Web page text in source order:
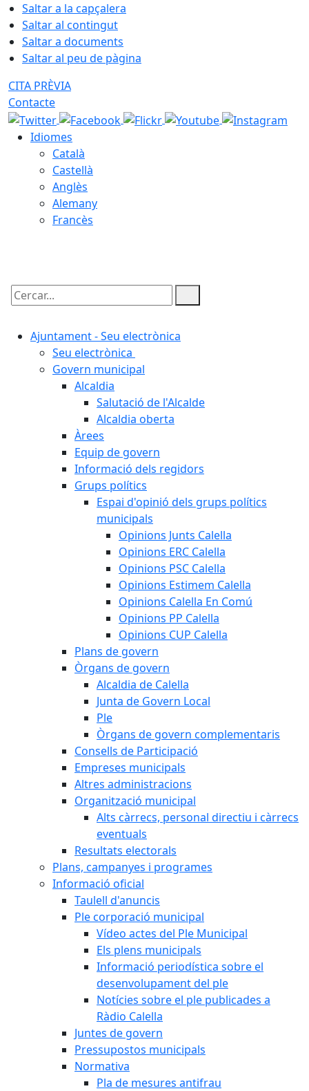
Saltar a la capçalera
Saltar al contingut
Saltar a documents
Saltar al peu de pàgina
CITA PRÈVIA
Contacte
Idiomes
Català
Castellà
Anglès
Alemany
Francès
Cercar:
Ajuntament - Seu electrònica
Seu electrònica
Govern municipal
Alcaldia
Salutació de l'Alcalde
Alcaldia oberta
Àrees
Equip de govern
Informació dels regidors
Grups polítics
Espai d'opinió dels grups polítics
municipals
Opinions Junts Calella
Opinions ERC Calella
Opinions PSC Calella
Opinions Estimem Calella
Opinions Calella En Comú
Opinions PP Calella
Opinions CUP Calella
Plans de govern
Òrgans de govern
Alcaldia de Calella
Junta de Govern Local
Ple
Òrgans de govern complementaris
Consells de Participació
Empreses municipals
Altres administracions
Organització municipal
Alts càrrecs, personal directiu i càrrecs
eventuals
Resultats electorals
Plans, campanyes i programes
Informació oficial
Taulell d'anuncis
Ple corporació municipal
Vídeo actes del Ple Municipal
Els plens municipals
Informació periodística sobre el
desenvolupament del ple
Notícies sobre el ple publicades a
Ràdio Calella
Juntes de govern
Pressupostos municipals
Normativa
Pla de mesures antifrau